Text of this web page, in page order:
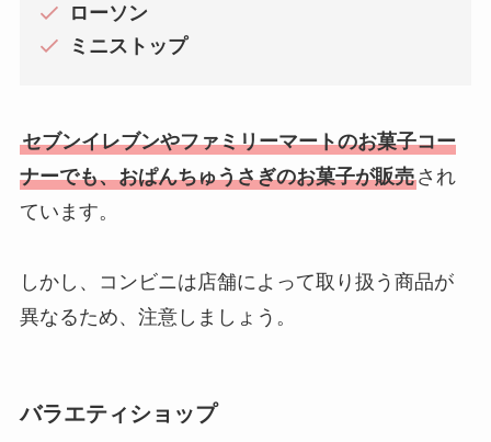
ローソン
ミニストップ
セブンイレブンやファミリーマートのお菓子コー
ナーでも、おぱんちゅうさぎのお菓子が販売され
ています。
しかし、コンビニは店舗によって取り扱う商品が
異なるため、注意しましょう。
バラエティショップ